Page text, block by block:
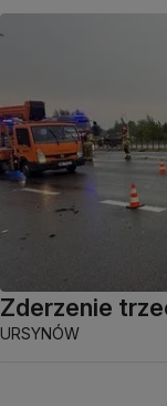
Zderzenie
URSYNÓW